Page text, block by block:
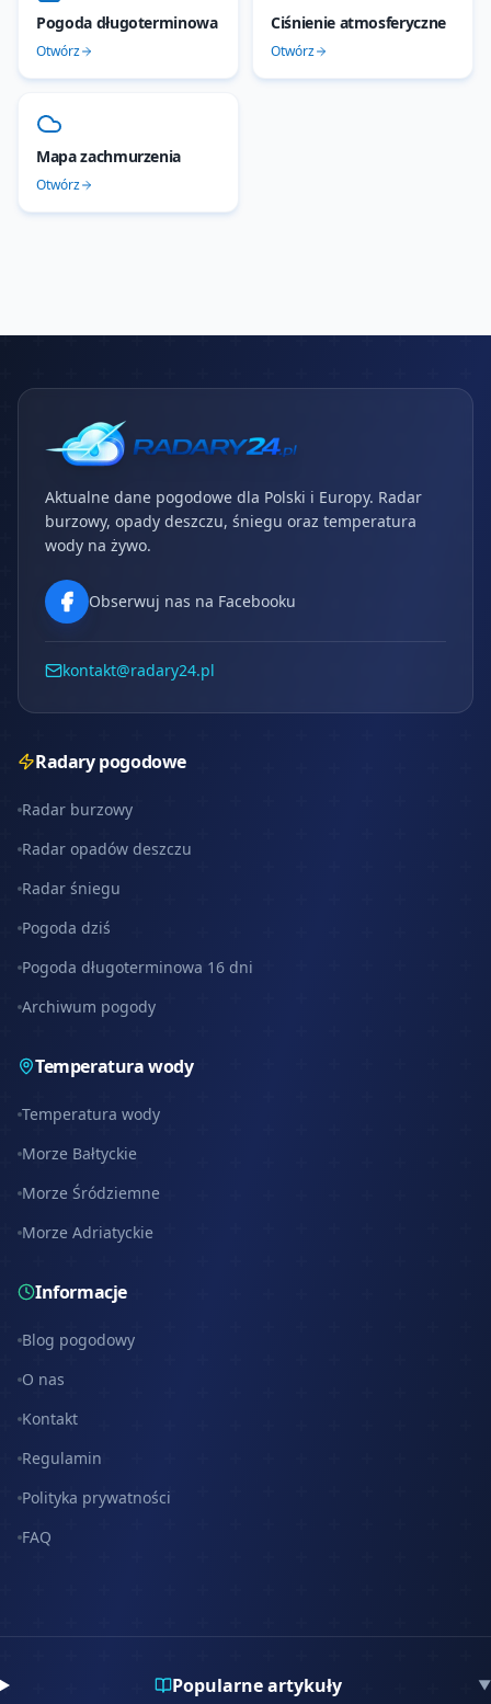
Pogoda długoterminowa
Otwórz
Ciśnienie atmosferyczne
Otwórz
Mapa zachmurzenia
Otwórz
Aktualne dane pogodowe dla Polski i Europy. Radar
burzowy, opady deszczu, śniegu oraz temperatura
wody na żywo.
Obserwuj nas na Facebooku
kontakt@radary24.pl
Radary pogodowe
Radar burzowy
Radar opadów deszczu
Radar śniegu
Pogoda dziś
Pogoda długoterminowa 16 dni
Archiwum pogody
Temperatura wody
Temperatura wody
Morze Bałtyckie
Morze Śródziemne
Morze Adriatyckie
Informacje
Blog pogodowy
O nas
Kontakt
Regulamin
Polityka prywatności
FAQ
Popularne artykuły ▼